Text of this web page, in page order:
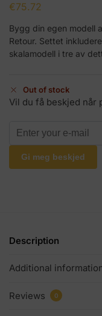
€75.72
Bygg din egen modell
Retour. Settet
skalamodell i tre av
Out of stock
Vil du få beskjed når
Gi meg beskjed
Description
Additional
Reviews 0